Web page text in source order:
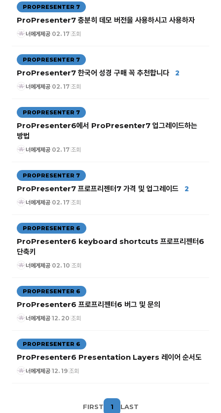
PROPRESENTER 7
ProPresenter7 충분히 데모 버전을 사용하시고 사용하자
너에게제공 02. 17 조회
PROPRESENTER 7
ProPresenter7 한국어 성경 구매 꼭 추천합니다 2
너에게제공 02. 17 조회
PROPRESENTER 7
ProPresenter6에서 ProPresenter7 업그레이드하는
방법
너에게제공 02. 17 조회
PROPRESENTER 7
ProPresenter7 프로프리젠터7 가격 및 업그레이드 2
너에게제공 02. 17 조회
PROPRESENTER 6
ProPresenter6 keyboard shortcuts 프로프리젠터6
단축키
너에게제공 02. 10 조회
PROPRESENTER 6
ProPresenter6 프로프리젠터6 버그 및 문의
너에게제공 12. 20 조회
PROPRESENTER 6
ProPresenter6 Presentation Layers 레이어 순서도
너에게제공 12. 19 조회
FIRST 1 LAST